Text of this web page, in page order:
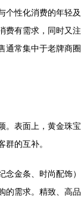
个性化消费的年轻及
费有需求，同时又注
通常集中于老牌商圈
。表面上，黄金珠宝
的互补。
念金条、时尚配饰）
的需求。精致、高品